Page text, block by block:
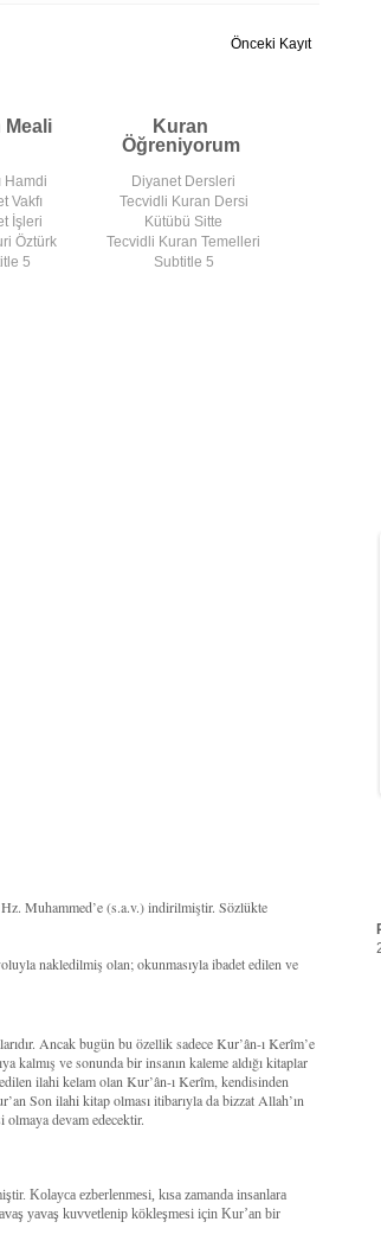
Önceki Kayıt
Meali
Kuran
Öğreniyorum
Hamdi
Vakfı
İşleri
Öztürk
5
Diyanet Dersleri
Tecvidli Kuran Dersi
Kütübü Sitte
Tecvidli Kuran Temelleri
Subtitle 5
Muhammed’e (s.a.v.) indirilmiştir. Sözlükte
nakledilmiş olan; okunmasıyla ibadet edilen ve
Ancak bugün bu özellik sadece Kur’ân-ı Kerîm’e
kalmış ve sonunda bir insanın kaleme aldığı kitaplar
ilahi kelam olan Kur’ân-ı Kerîm, kendisinden
Son ilahi kitap olması itibarıyla da bizzat Allah’ın
olmaya devam edecektir.
Kolayca ezberlenmesi, kısa zamanda insanlara
yavaş kuvvetlenip kökleşmesi için Kur’an bir